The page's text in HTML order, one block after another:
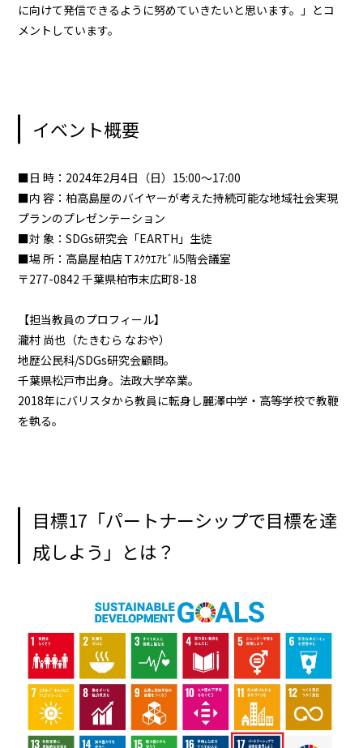
に向けて発信できるように努めていきたいと思います。」とコ
メントしています。
イベント概要
■日 時：2024年2月4日（日）15:00～17:00
■内 容：柏高島屋のバイヤーが考えた持続可能な地域社会実現
プランのプレゼンテーション
■対 象：SDGs研究会「EARTH」生徒
■場 所：高島屋柏店Ｔｽｸｳｴｱﾋﾞﾙ5階会議室
〒277-0842 千葉県柏市末広町8-18
【担当教員のプロフィール】
瀧村 尚也（たきむら なおや）
地歴公民科/SDGs研究会顧問。
千葉県松戸市出身。法政大学卒業。
2018年にバリスタから教員に転身し麗澤中学・高等学校で教鞭
を執る。
目標17「パートナーシップで目標を達
成しよう」とは？